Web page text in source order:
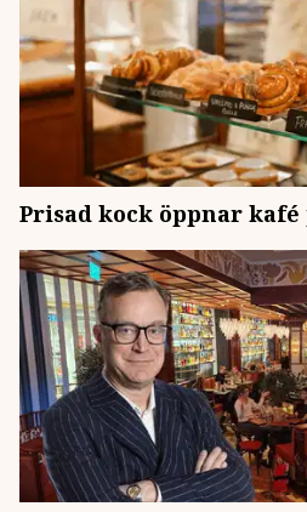
Prisad kock öppnar